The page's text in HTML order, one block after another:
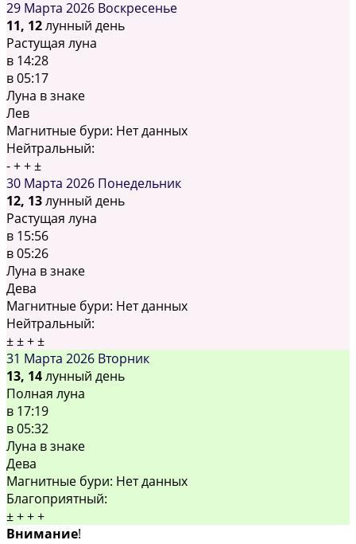
29 Марта 2026 Воскресенье
11, 12лунный день
Растущая луна
в 14:28
в05:17
Луна в знаке
Лев
Магнитные бури: Нет данных
Нейтральный:
-++±
30 Марта 2026 Понедельник
12, 13лунный день
Растущая луна
в 15:56
в05:26
Луна в знаке
Дева
Магнитные бури: Нет данных
Нейтральный:
±±+±
31 Марта 2026 Вторник
13, 14лунный день
Полная луна
в 17:19
в05:32
Луна в знаке
Дева
Магнитные бури: Нет данных
Благоприятный:
±+++
Внимание!